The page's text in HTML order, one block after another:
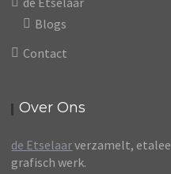
Blogs
Contact
Over Ons
de Etselaarverzamelt,
grafisch werk.